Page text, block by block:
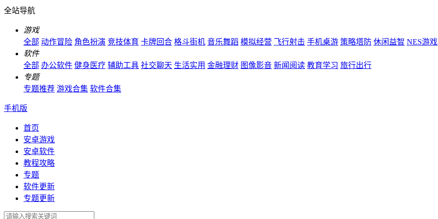
全站导航
游戏
全部 动作冒险 角色扮演 竞技体育 卡牌回合 格斗街机 音乐舞蹈 模拟经营 飞行射击 手机桌游 策略塔防 休闲益智 NES游戏
软件
全部 办公软件 健身医疗 辅助工具 社交聊天 生活实用 金融理财 图像影音 新闻阅读 教育学习 旅行出行
专题
专题推荐 游戏合集 软件合集
手机版
首页
安卓游戏
安卓软件
教程攻略
专题
软件更新
专题更新